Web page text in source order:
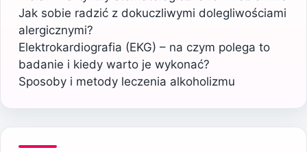
Jak sobie radzić z dokuczliwymi dolegliwościami
alergicznymi?
Elektrokardiografia (EKG) – na czym polega to
badanie i kiedy warto je wykonać?
Sposoby i metody leczenia alkoholizmu